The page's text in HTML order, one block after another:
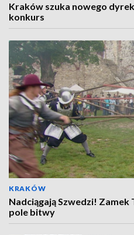
Kraków szuka nowego
konkurs
KRAKÓW
Nadciągają Szwedzi! Zamek
pole bitwy